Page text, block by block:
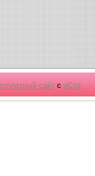
сайтс uCoz